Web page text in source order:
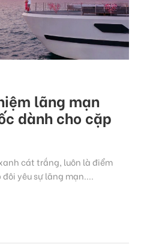
lãng mạn
dành cho cặp
cát trắng, luôn là điểm
yêu sự lãng mạn....